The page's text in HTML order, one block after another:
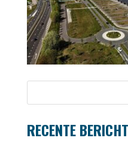
RECENTE